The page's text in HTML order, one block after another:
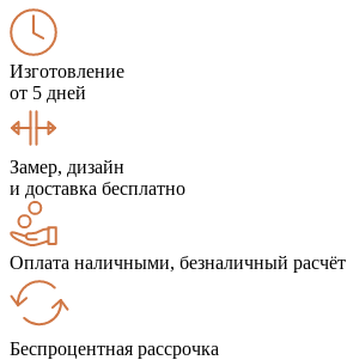
Изготовление
от 5 дней
Замер, дизайн
и доставка бесплатно
Оплата наличными, безналичный расчёт
Беспроцентная рассрочка